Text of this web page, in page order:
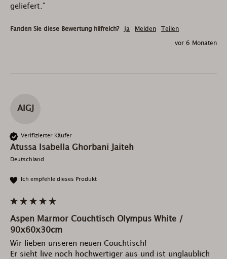
geliefert.“
Fanden Sie diese Bewertung hilfreich? Ja Melden Teilen
vor 6 Monaten
AIGJ
Verifizierter Käufer
Atussa Isabella Ghorbani Jaiteh
Deutschland
Ich empfehle dieses Produkt
Aspen Marmor Couchtisch Olympus White /
90x60x30cm
Wir lieben unseren neuen Couchtisch!
Er sieht live noch hochwertiger aus und ist unglaublich